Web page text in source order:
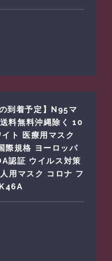
到着予定】N95マ
料無料沖縄除く 10
ト 医療用マスク
際規格 ヨーロッパ
認証 ウイルス対策
用マスク コロナ フ